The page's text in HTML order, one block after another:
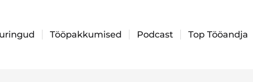
Tööpakkumised Podcast Top Tööandja